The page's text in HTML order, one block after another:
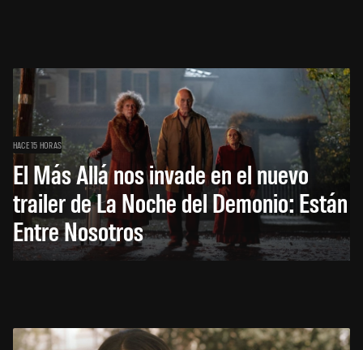
HACE 15 HORAS
El Más Allá nos invade en el nuevo
trailer de La Noche del Demonio: Están
Entre Nosotros